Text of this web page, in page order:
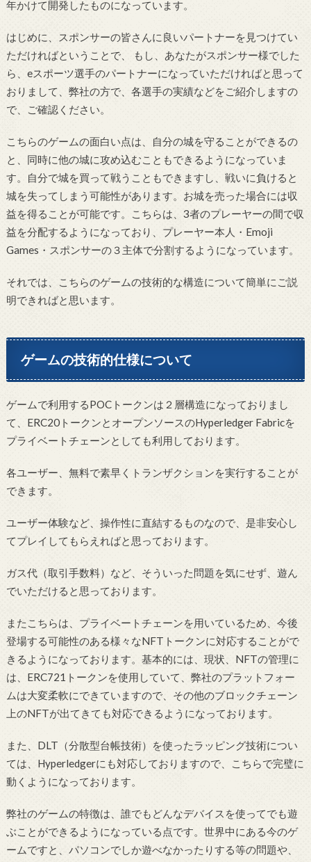
年かけて開発したものになっています。
はじめに、スポンサーの皆さんに良いパートナーを見つけてい
ただければということで、
もし、あなたがスポンサー様でした
ら、eスポーツ選手のパートナーになっていただければと思って
おりまして、弊社の方で、各選手の実績などをご紹介しますの
で、ご確認ください。
こちらのゲームの面白い点は、自分の城を守ることができるの
と、同時に他の城に攻め込むこともできるようになっていま
す。自分で城を買って戦うこともできますし、戦いに負けると
城を失ってしまう可能性があります。お城を売った場合には収
益を得ることが可能です。こちらは、3者のプレーヤーの間で収
益を分配するようになっており、プレーヤー本人・Emoji
Games・スポンサーの３主体で分割するようになっています。
それでは、こちらのゲームの技術的な構造について簡単にご説
明できればと思います。
ゲームの技術的仕様について
ゲームで利用するPOCトークンは２層構造になっておりまし
て、ERC20トークンとオープンソースのHyperledger Fabricを
プライベートチェーンとしても利用しております。
各ユーザー、無料で素早くトランザクションを実行することが
できます。
ユーザー体験など、操作性に直結するものなので、是非安心し
てプレイしてもらえればと思っております。
ガス代（取引手数料）など、そういった問題を気にせず、遊ん
でいただけると思っております。
またこちらは、プライベートチェーンを用いているため、今後
登場する可能性のある様々なNFTトークンに対応することがで
きるようになっております。基本的には、現状、NFTの管理に
は、ERC721トークンを使用していて、弊社のプラットフォー
ムは大変柔軟にできていますので、その他のブロックチェーン
上のNFTが出てきても対応できるようになっております。
また、DLT（分散型台帳技術）を使ったラッピング技術につい
ては、Hyperledgerにも対応しておりますので、こちらで完璧に
動くようになっております。
弊社のゲームの特徴は、誰でもどんなデバイスを使ってでも遊
ぶことができるようになっている点です。世界中にある今のゲ
ームですと、パソコンでしか遊べなかったりする等の問題や、